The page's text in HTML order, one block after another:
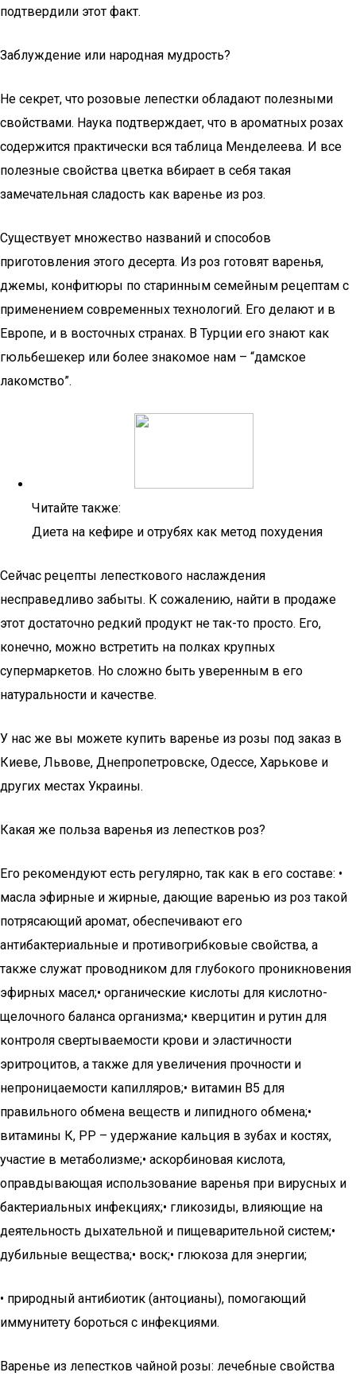
подтвердили этот факт.
Заблуждение или народная мудрость?
Не секрет, что розовые лепестки обладают полезными
свойствами. Наука подтверждает, что в ароматных розах
содержится практически вся таблица Менделеева. И все
полезные свойства цветка вбирает в себя такая
замечательная сладость как варенье из роз.
Существует множество названий и способов
приготовления этого десерта. Из роз готовят варенья,
джемы, конфитюры по старинным семейным рецептам с
применением современных технологий. Его делают и в
Европе, и в восточных странах. В Турции его знают как
гюльбешекер или более знакомое нам – “дамское
лакомство”.
Читайте также:
Диета на кефире и отрубях как метод похудения
Сейчас рецепты лепесткового наслаждения
несправедливо забыты. К сожалению, найти в продаже
этот достаточно редкий продукт не так-то просто. Его,
конечно, можно встретить на полках крупных
супермаркетов. Но сложно быть уверенным в его
натуральности и качестве.
У нас же вы можете купить варенье из розы под заказ в
Киеве, Львове, Днепропетровске, Одессе, Харькове и
других местах Украины.
Какая же польза варенья из лепестков роз?
Его рекомендуют есть регулярно, так как в его составе: •
масла эфирные и жирные, дающие варенью из роз такой
потрясающий аромат, обеспечивают его
антибактериальные и противогрибковые свойства, а
также служат проводником для глубокого проникновения
эфирных масел;• органические кислоты для кислотно-
щелочного баланса организма;• кверцитин и рутин для
контроля свертываемости крови и эластичности
эритроцитов, а также для увеличения прочности и
непроницаемости капилляров;• витамин В5 для
правильного обмена веществ и липидного обмена;•
витамины К, РР – удержание кальция в зубах и костях,
участие в метаболизме;• аскорбиновая кислота,
оправдывающая использование варенья при вирусных и
бактериальных инфекциях;• гликозиды, влияющие на
деятельность дыхательной и пищеварительной систем;•
дубильные вещества;• воск;• глюкоза для энергии;
• природный антибиотик (антоцианы), помогающий
иммунитету бороться с инфекциями.
Варенье из лепестков чайной розы: лечебные свойства